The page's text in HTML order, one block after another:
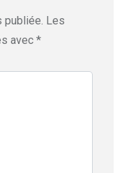
publiée. Les
avec *